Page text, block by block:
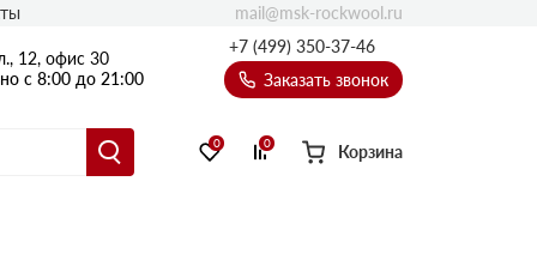
12, офис 30
с 8:00 до 21:00
+7 (499) 350-37-46
Заказать звонок
Балкон
Эсктра
Оптима
0 0 Корзина
mail@msk-rockwool.ru